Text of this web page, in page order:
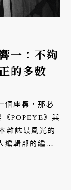
一：不夠
的多數
個座標，那必
POPEYE》與
雜誌最風光的
編輯部的編